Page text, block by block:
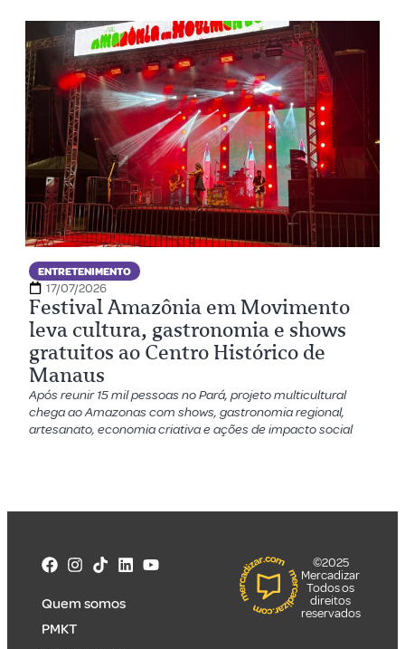
ENTRETENIMENTO
17/07/2026
Festival Amazônia em Movimento
leva cultura, gastronomia e shows
gratuitos ao Centro Histórico de
Manaus
Após reunir 15 mil pessoas no Pará, projeto multicultural
chega ao Amazonas com shows, gastronomia regional,
artesanato, economia criativa e ações de impacto social
Quem somos
PMKT
©2025
Mercadizar
Todos os
direitos
reservados